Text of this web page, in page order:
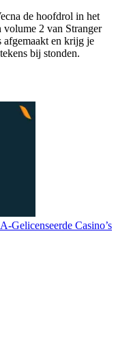
de hoofdrol in het
2 van Stranger
afgemaakt en krijg je
bij stonden.
Gelicenseerde Casino’s